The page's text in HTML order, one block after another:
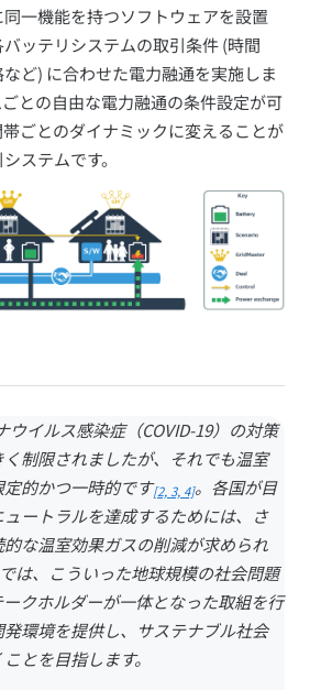
一機能を持つソフトウェアを設置
ッテリシステムの取引条件 (時間
ど) に合わせた電力融通を実施しま
との自由な電力融通の条件設定が可
ごとのダイナミックに変えることが
ステムです。
ウイルス感染症（COVID-19）の対策
制限されましたが、それでも温室
的かつ一時的です[2, 3, 4]。各国が目
ートラルを達成するためには、さ
な温室効果ガスの削減が求められ
は、こういった地球規模の社会問題
クホルダーが一体となった取組を行
環境を提供し、サステナブル社会
とを目指します。